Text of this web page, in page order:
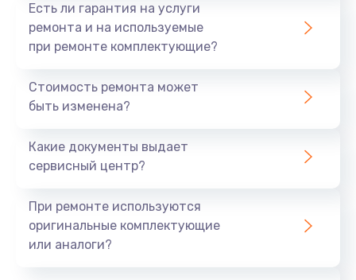
Есть ли гарантия на услуги
ремонта и на используемые
при ремонте комплектующие?
Стоимость ремонта может
быть изменена?
Какие документы выдает
сервисный центр?
При ремонте используются
оригинальные комплектующие
или аналоги?